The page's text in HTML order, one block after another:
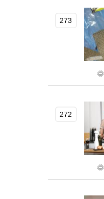
273
272